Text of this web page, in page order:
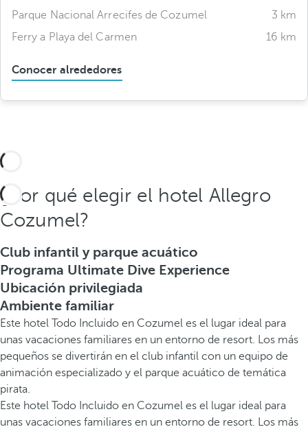
Parque Nacional Arrecifes de Cozumel
3 km
Ferry a Playa del Carmen
16 km
Conocer alrededores
¿Por qué elegir el hotel Allegro
Cozumel?
Club infantil y parque acuático
Programa Ultimate Dive Experience
Ubicación privilegiada
Ambiente familiar
Este hotel Todo Incluido en Cozumel es el lugar ideal para
unas vacaciones familiares en un entorno de resort. Los más
pequeños se divertirán en el club infantil con un equipo de
animación especializado y el parque acuático de temática
pirata.
Este hotel Todo Incluido en Cozumel es el lugar ideal para
unas vacaciones familiares en un entorno de resort. Los más